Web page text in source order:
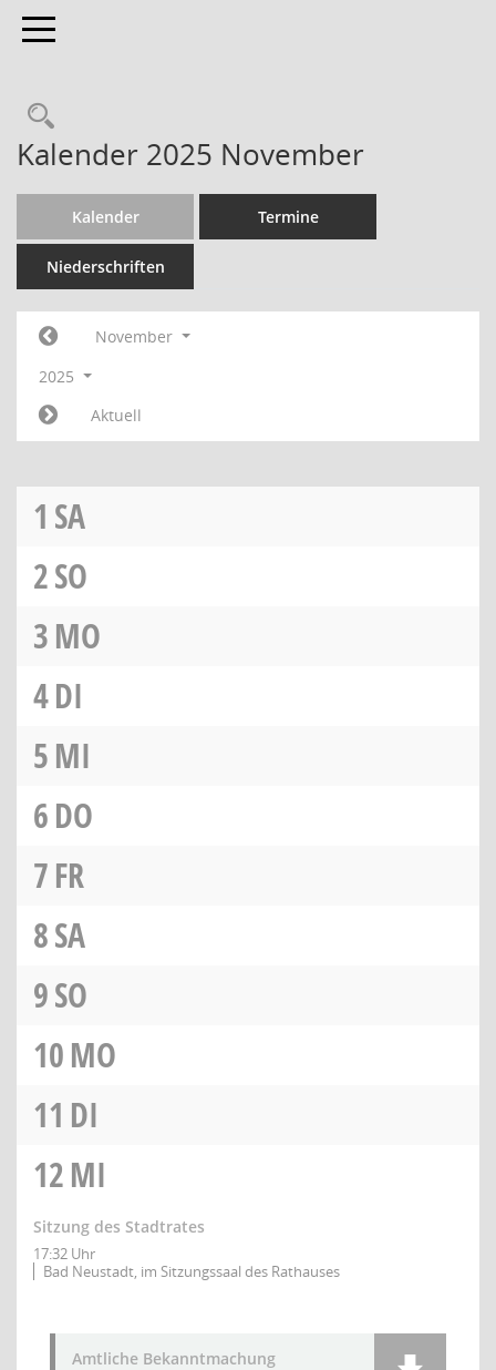
Toggle navigation
Kalender 2025 November
Kalender Termine
Niederschriften
November
2025
Aktuell
1 SA
2SO
3MO
4DI
5MI
6DO
7FR
8SA
9SO
10MO
11 DI
12MI
Sitzung des Stadtrates
17:32 Uhr
Bad Neustadt, im Sitzungssaal des Rathauses
Amtliche Bekanntmachung